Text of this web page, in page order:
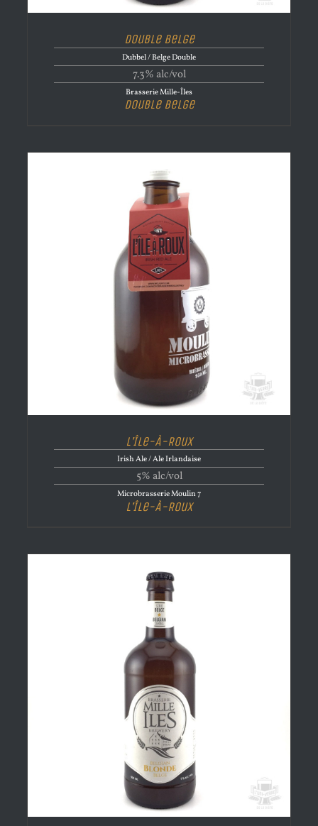
Double Belge
Dubbel / Belge Double
7.3% alc/vol
Brasserie Mille-Îles
Double Belge
L’Île-À-Roux
Irish Ale / Ale Irlandaise
5% alc/vol
Microbrasserie Moulin 7
L’Île-À-Roux